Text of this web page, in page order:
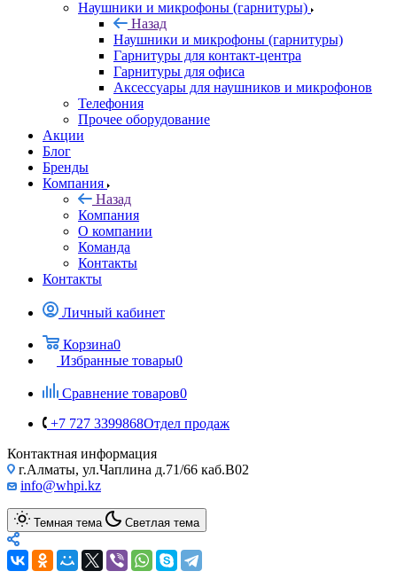
Наушники и микрофоны (гарнитуры)
Назад
Наушники и микрофоны (гарнитуры)
Гарнитуры для контакт-центра
Гарнитуры для офиса
Аксессуары для наушников и микрофонов
Телефония
Прочее оборудование
Акции
Блог
Бренды
Компания
Назад
Компания
О компании
Команда
Контакты
Контакты
Личный кабинет
Корзина0
Избранные товары0
Сравнение товаров0
+7 727 3399868Отдел продаж
Контактная информация
г.Алматы, ул.Чаплина д.71/66 каб.B02
info@whpi.kz
Темная тема Светлая тема